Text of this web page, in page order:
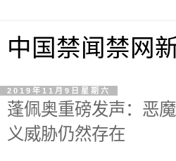
中国禁闻禁网
2019年11月9日星期六
蓬佩奥重磅发声：恶
义威胁仍然存在